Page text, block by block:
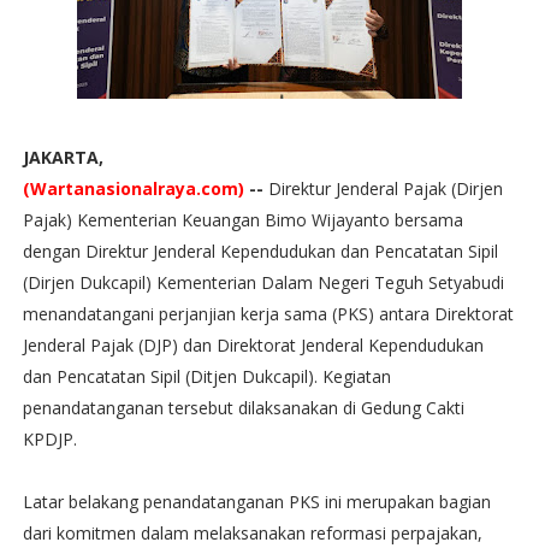
JAKARTA,
(Wartanasionalraya.com) -- Direktur Jenderal Pajak (Dirjen
Pajak) Kementerian Keuangan Bimo Wijayanto bersama
dengan Direktur Jenderal Kependudukan dan Pencatatan Sipil
(Dirjen Dukcapil) Kementerian Dalam Negeri Teguh Setyabudi
menandatangani perjanjian kerja sama (PKS) antara Direktorat
Jenderal Pajak (DJP) dan Direktorat Jenderal Kependudukan
dan Pencatatan Sipil (Ditjen Dukcapil). Kegiatan
penandatanganan tersebut dilaksanakan di Gedung Cakti
KPDJP.
Latar belakang penandatanganan PKS ini merupakan bagian
dari komitmen dalam melaksanakan reformasi perpajakan,